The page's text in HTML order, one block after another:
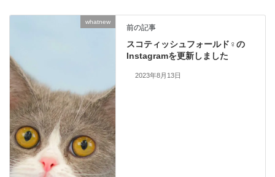
whatnew
前の記事
スコティッシュフォールド♀の
Instagramを更新しました
2023年8月13日